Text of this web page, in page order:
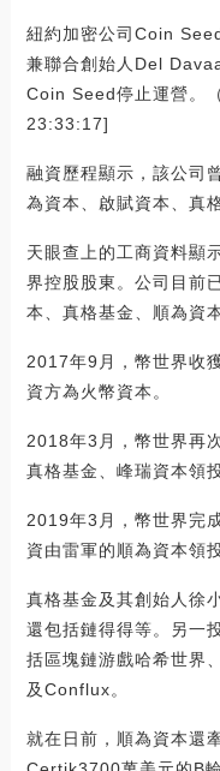
紐約加密公司Coin
兼聯合創始人Del
Coin Seed停止運營。
23:33:17]
融資歷程顯示，該公司
為資本、啟賦資本、真
天眼查上的工商資料顯
界控股股東。公司目前
本、真格基金、順為資
2017年9月，幣世界收
資方為火幣資本。
2018年3月，幣世界再
真格基金、峰瑞資本領投
2019年3月，幣世界完
資由雷軍的順為資本領
真格基金及其創始人徐
還包括鏈得得等。另一
括區塊鏈游戲哈希世界
及Conflux。
就在日前，順為資本還